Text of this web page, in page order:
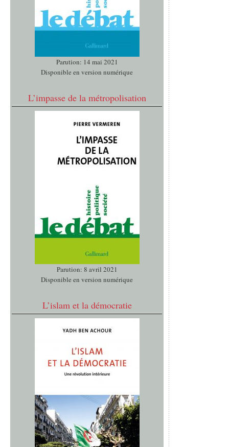
Parution: 14 mai 2021
Disponible en version numérique
L’impasse de la métropolisation
Parution: 8 avril 2021
Disponible en version numérique
L’islam et la démocratie